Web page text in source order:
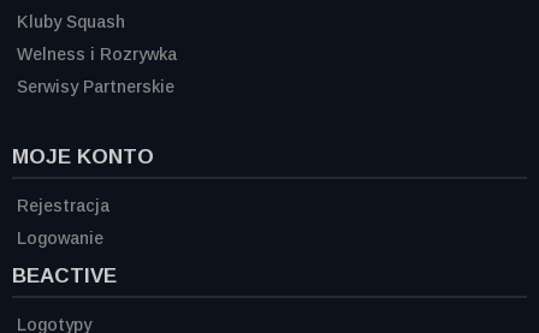
Kluby Squash
Welness i Rozrywka
Serwisy Partnerskie
MOJE KONTO
Rejestracja
Logowanie
BEACTIVE
Logotypy